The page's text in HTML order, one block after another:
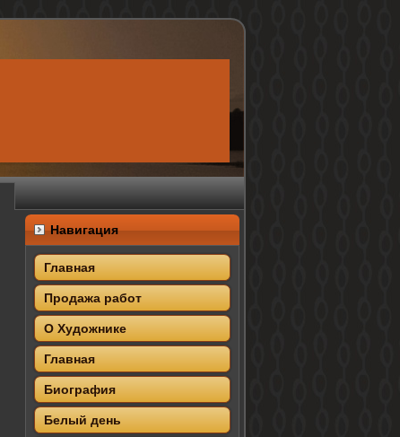
Навигация
Главная
Продажа работ
О Художнике
Главная
Биография
Белый день